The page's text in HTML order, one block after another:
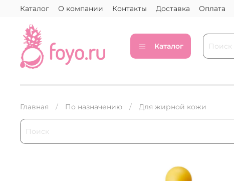
Каталог О компании Контакты Доставка Оплата
Каталог
Главная По назначению Для жирной кожи